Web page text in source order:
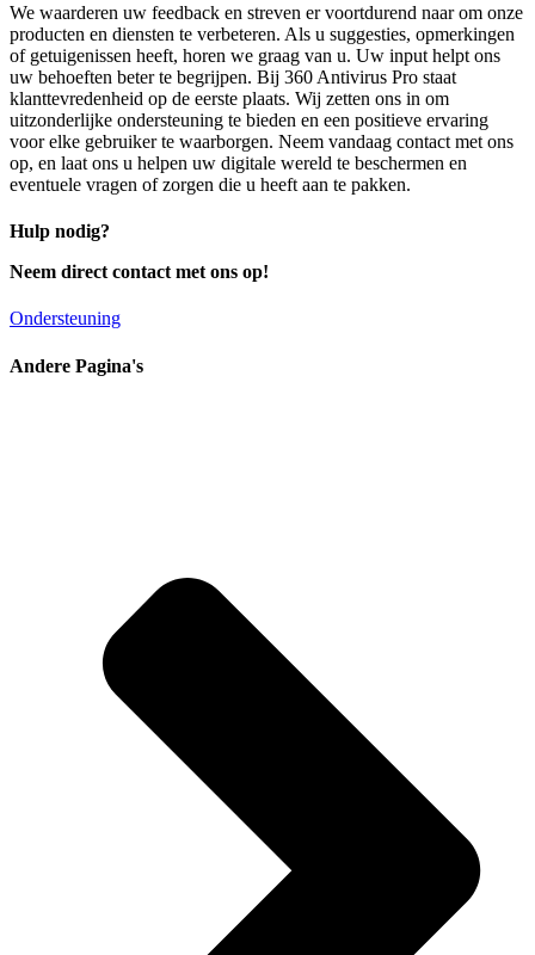
We waarderen uw feedback en streven er voortdurend naar om onze
producten en diensten te verbeteren. Als u suggesties, opmerkingen
of getuigenissen heeft, horen we graag van u. Uw input helpt ons
uw behoeften beter te begrijpen. Bij 360 Antivirus Pro staat
klanttevredenheid op de eerste plaats. Wij zetten ons in om
uitzonderlijke ondersteuning te bieden en een positieve ervaring
voor elke gebruiker te waarborgen. Neem vandaag contact met ons
op, en laat ons u helpen uw digitale wereld te beschermen en
eventuele vragen of zorgen die u heeft aan te pakken.
Hulp nodig?
Neem direct contact met ons op!
Ondersteuning
Andere Pagina's